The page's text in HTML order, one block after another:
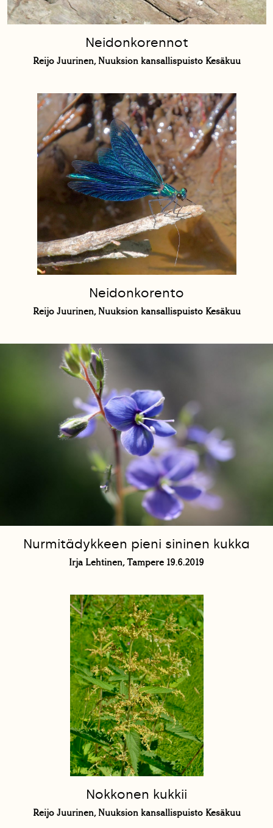
Neidonkorennot
Reijo Juurinen, Nuuksion kansallispuisto Kesäkuu
Neidonkorento
Reijo Juurinen, Nuuksion kansallispuisto Kesäkuu
Nurmitädykkeen pieni sininen kukka
Irja Lehtinen, Tampere 19.6.2019
Nokkonen kukkii
Reijo Juurinen, Nuuksion kansallispuisto Kesäkuu